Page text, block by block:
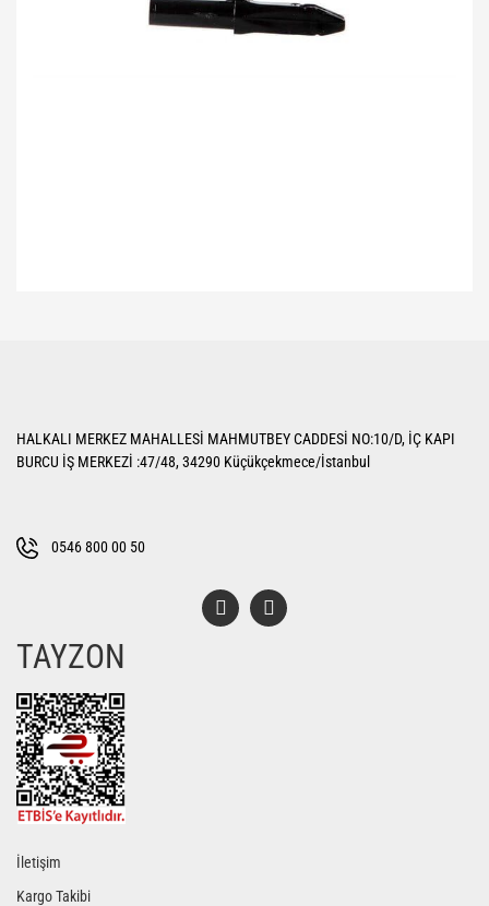
Ürün açıklamasında eksik bilgiler bulunuyor.
Bu ürüne benzer farklı alternatifler olmalı.
HALKALI MERKEZ MAHALLESİ MAHMUTBEY CADDESİ NO:10/D, İÇ KAPI
BURCU İŞ MERKEZİ :47/48, 34290 Küçükçekmece/İstanbul
0546 800 00 50
TAYZON
İletişim
Kargo Takibi